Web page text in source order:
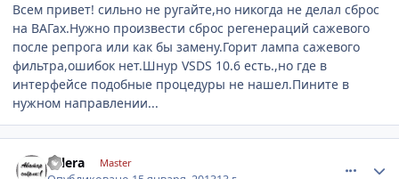
Всем привет! сильно не ругайте,но никогда не делал сброс
на ВАГах.Нужно произвести сброс регенераций сажевого
после репрога или как бы замену.Горит лампа сажевого
фильтра,ошибок нет.Шнур VSDS 10.6 есть.,но где в
интерфейсе подобные процедуры не нашел.Пините в
нужном направлении...
valera Master